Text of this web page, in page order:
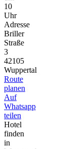
10
Uhr
Adresse
Briller
Straße
3
42105
Wuppertal
Route
planen
Auf
Whatsapp
teilen
Hotel
finden
in